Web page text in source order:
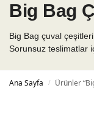
Big Bag
Big Bag çuval
Sorunsuz teslimatlar
Ana Sayfa / Ürünler